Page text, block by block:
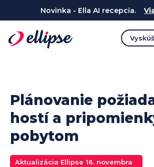
Novinka - Ella AI recepcia.
Plánovanie
hostí a
pobytom
Aktualizácia Ellipse 16. novembra